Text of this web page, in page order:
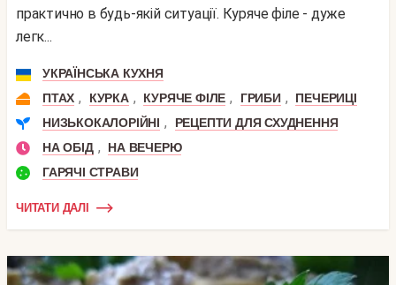
практично в будь-якій ситуації. Куряче філе - дуже
легк...
УКРАЇНСЬКА КУХНЯ
ПТАХ , КУРКА , КУРЯЧЕ ФІЛЕ , ГРИБИ ,
ПЕЧЕРИЦІ
НИЗЬКОКАЛОРІЙНІ ,
РЕЦЕПТИ ДЛЯ СХУДНЕННЯ
НА ОБІД ,
НА ВЕЧЕРЮ
ГАРЯЧІ СТРАВИ
ЧИТАТИ ДАЛІ